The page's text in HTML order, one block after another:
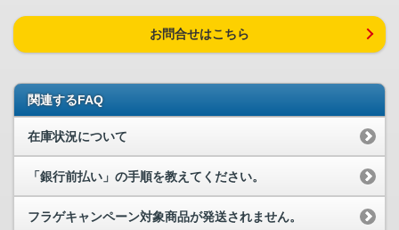
お問合せはこちら
関連するFAQ
在庫状況について
「銀行前払い」の手順を教えてください。
フラゲキャンペーン対象商品が発送されません。